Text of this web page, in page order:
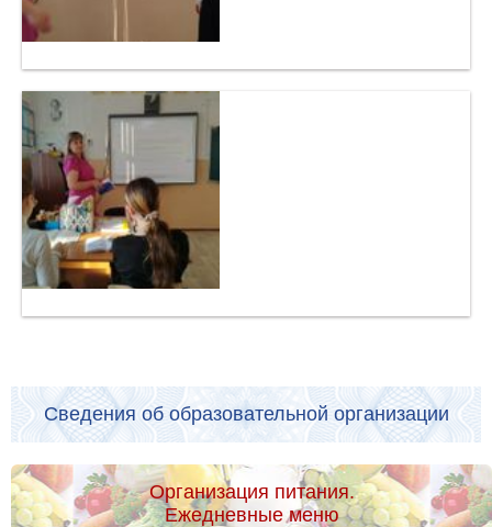
Сведения об образовательной организации
Организация питания.
Ежедневные меню